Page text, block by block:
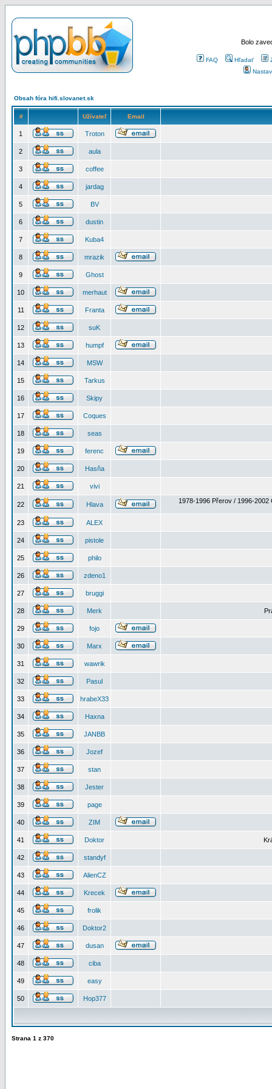
Bolo
FAQ Hľadať
Obsah fóra hifi.slovanet.sk
# Užívateľ Email
1 Troton
2 aula
3 coffee
4 jardag
5 BV
6 dustin
7 Kuba4
8 mrazik
9 Ghost
10 merhaut
11 Franta
12 suK
13 humpf
14 MSW
15 Tarkus
16 Skipy
17 Coques
18 seas
19 ferenc
20 Hasňa
21 vivi
22 Hlava 1978-1996 Přerov / 1996-2002
23 ALEX
24 pistole
25 philo
26 zdeno1
27 bruggi
28 Merk
29 fojo
30 Marx
31 wawrik
32 Pasul
33 hrabeX33
34 Haxna
35 JANBB
36 Jozef
37 stan
38 Jester
39 page
40 ZIM
41 Doktor
42 standyf
43 AlienCZ
44 Krecek
45 frolik
46 Doktor2
47 dusan
48 ciba
49 easy
50 Hop377
Strana 1 z 370